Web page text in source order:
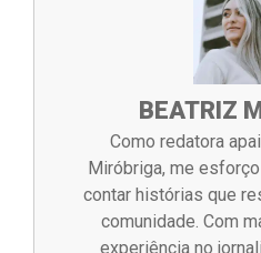
BEATRIZ
Como redatora
Miróbriga, me
contar histórias que
comunidade. Com
experiência no